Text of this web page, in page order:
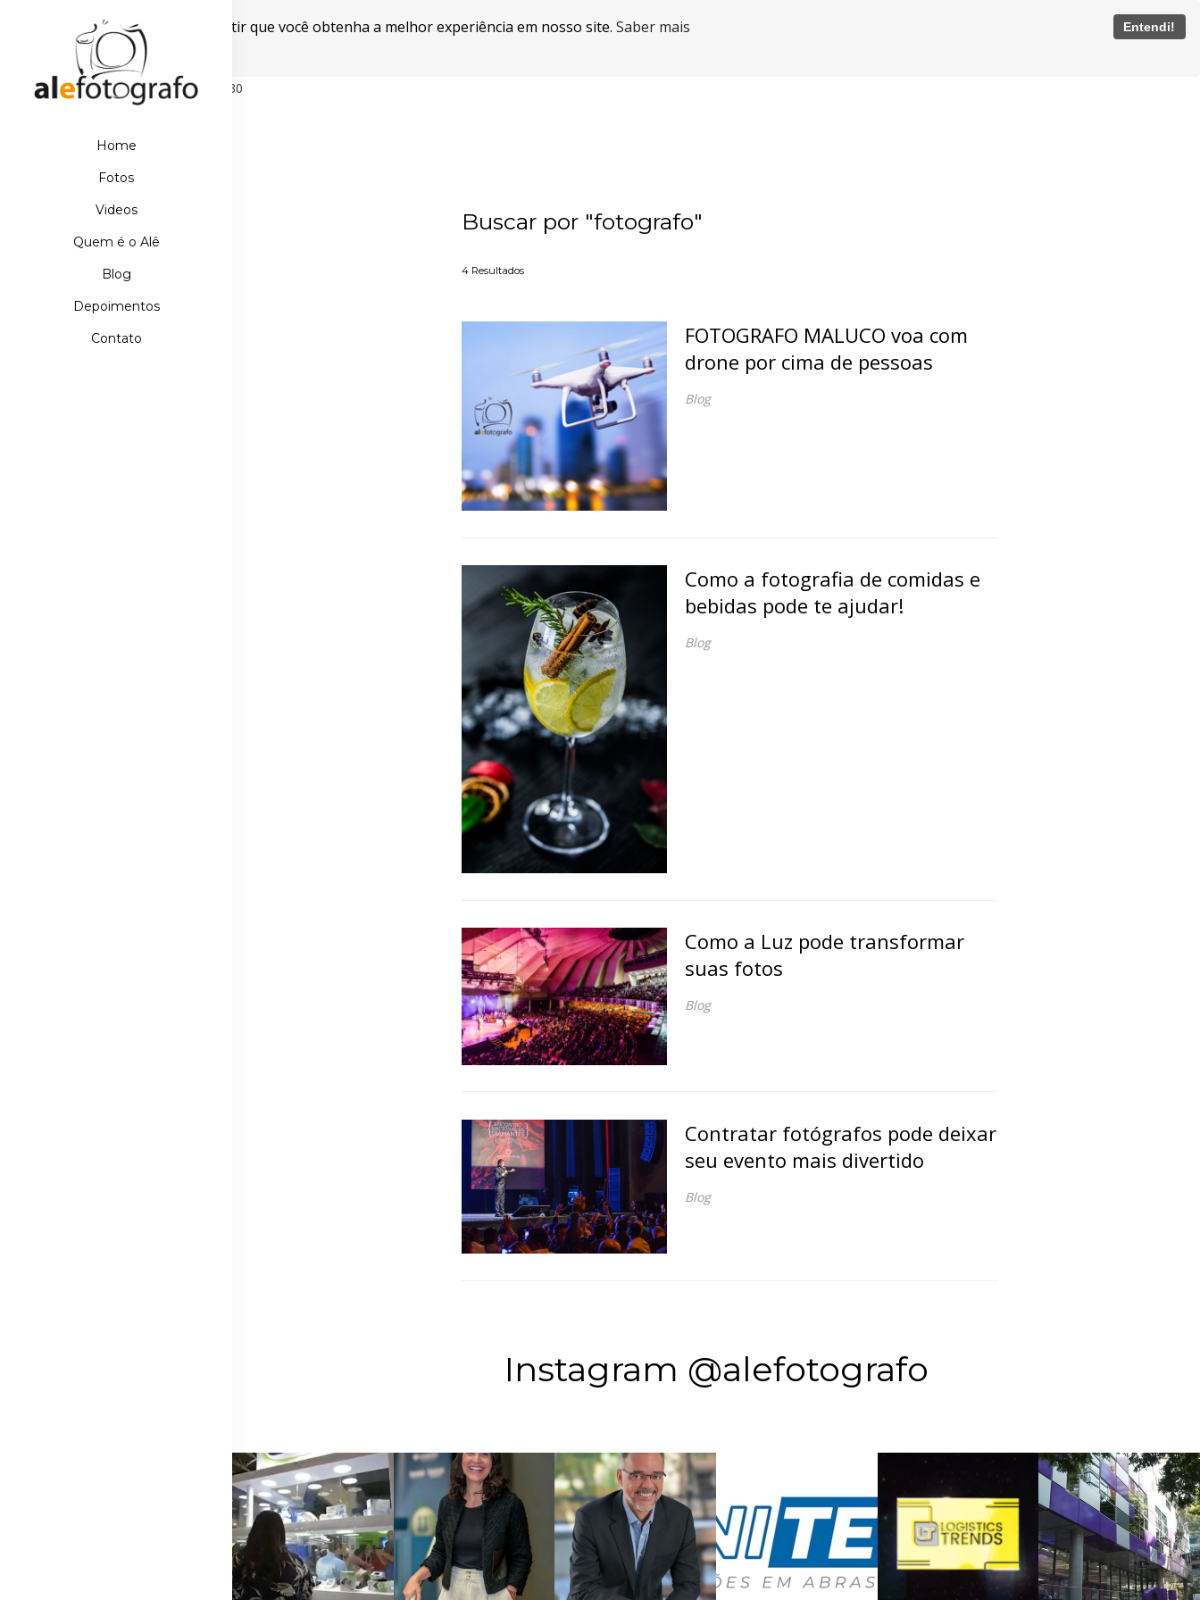
Este site usa cookies para garantir que você obtenha a melhor experiência em nosso site. Saber mais Entendi!
Powered by WebsitePolicies
498D39E21DB110067AA42A42EBDE5630
Home
Fotos
Videos
Quem é o Alê
Blog
Depoimentos
Contato
Buscar por "fotografo"
4 Resultados
FOTOGRAFO MALUCO voa com
drone por cima de pessoas
Blog
Como a fotografia de comidas e
bebidas pode te ajudar!
Blog
Como a Luz pode transformar
suas fotos
Blog
Contratar fotógrafos pode deixar
seu evento mais divertido
Blog
Instagram @alefotografo